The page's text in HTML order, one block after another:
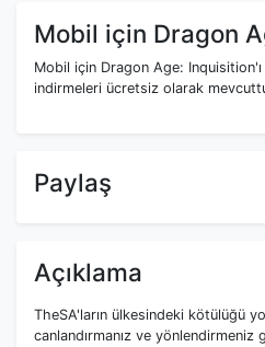
Mobil için Dragon
Mobil için Dragon Age:
indirmeleri ücretsiz olarak
Paylaş
Açıklama
TheSA'ların ülkesindeki kötülüğü
canlandırmanız ve